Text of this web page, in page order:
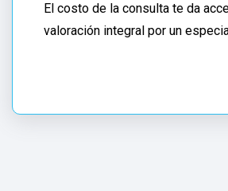
Juárez
CDMX.
El costo de la consulta te da
valoración integral por un